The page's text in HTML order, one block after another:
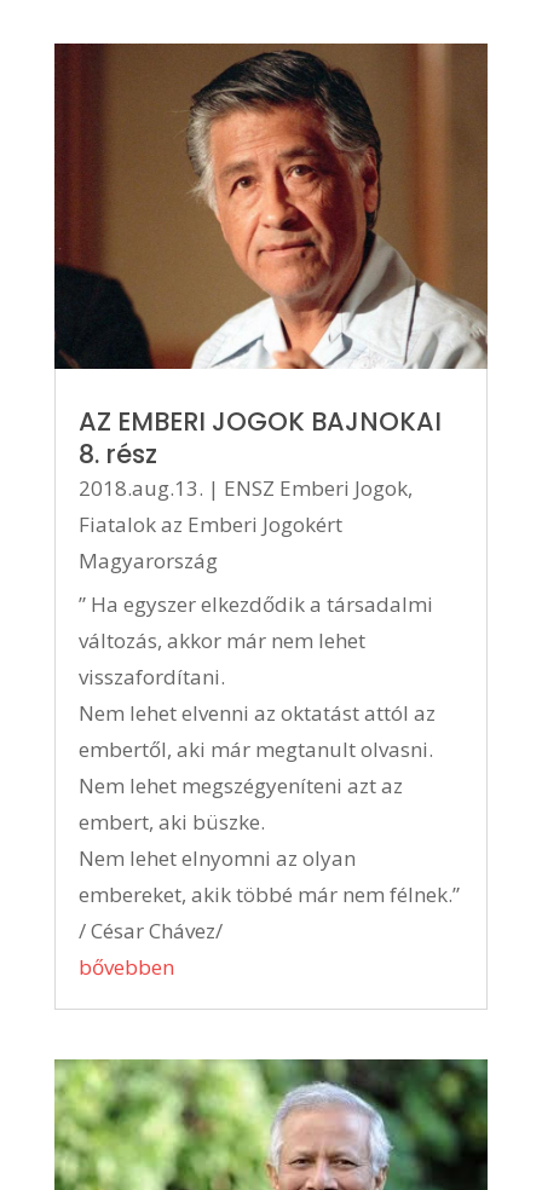
AZ EMBERI JOGOK BAJNOKAI
8. rész
2018.aug.13. | ENSZ Emberi Jogok,
Fiatalok az Emberi Jogokért
Magyarország
” Ha egyszer elkezdődik a társadalmi
változás, akkor már nem lehet
visszafordítani.
Nem lehet elvenni az oktatást attól az
embertől, aki már megtanult olvasni.
Nem lehet megszégyeníteni azt az
embert, aki büszke.
Nem lehet elnyomni az olyan
embereket, akik többé már nem félnek.”
/ César Chávez/
bővebben